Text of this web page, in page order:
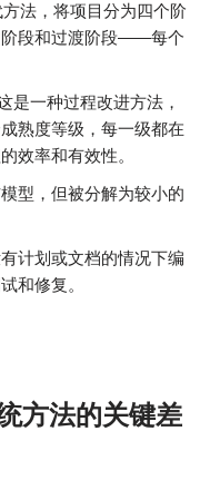
法，将项目分为四个阶
段和过渡阶段——每个
是一种过程改进方法，
熟度等级，每一级都在
效率和有效性。
型，但被分解为较小的
计划或文档的情况下编
和修复。
方法的关键差